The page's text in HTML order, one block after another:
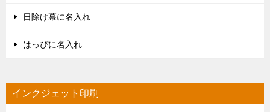
日除け幕に名入れ
はっぴに名入れ
インクジェット印刷